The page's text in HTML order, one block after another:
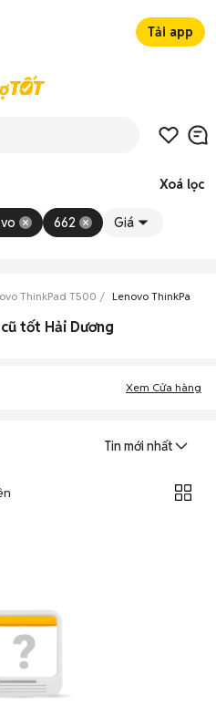
Tải app
Xoá lọc
662 Giá
ThinkPad T500 Lenovo ThinkPad
tốt Hải Dương
Xem Cửa hàng
Tin mới nhất